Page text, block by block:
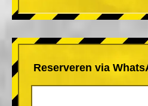
Reserveren via